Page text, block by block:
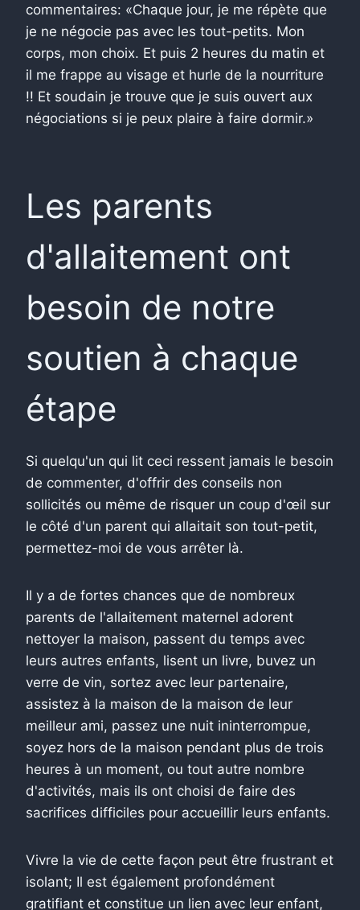
commentaires: «Chaque jour, je me répète que
je ne négocie pas avec les tout-petits. Mon
corps, mon choix. Et puis 2 heures du matin et
il me frappe au visage et hurle de la nourriture
!! Et soudain je trouve que je suis ouvert aux
négociations si je peux plaire à faire dormir.»
Les parents
d'allaitement ont
besoin de notre
soutien à chaque
étape
Si quelqu'un qui lit ceci ressent jamais le besoin
de commenter, d'offrir des conseils non
sollicités ou même de risquer un coup d'œil sur
le côté d'un parent qui allaitait son tout-petit,
permettez-moi de vous arrêter là.
Il y a de fortes chances que de nombreux
parents de l'allaitement maternel adorent
nettoyer la maison, passent du temps avec
leurs autres enfants, lisent un livre, buvez un
verre de vin, sortez avec leur partenaire,
assistez à la maison de la maison de leur
meilleur ami, passez une nuit ininterrompue,
soyez hors de la maison pendant plus de trois
heures à un moment, ou tout autre nombre
d'activités, mais ils ont choisi de faire des
sacrifices difficiles pour accueillir leurs enfants.
Vivre la vie de cette façon peut être frustrant et
isolant; Il est également profondément
gratifiant et constitue un lien avec leur enfant,